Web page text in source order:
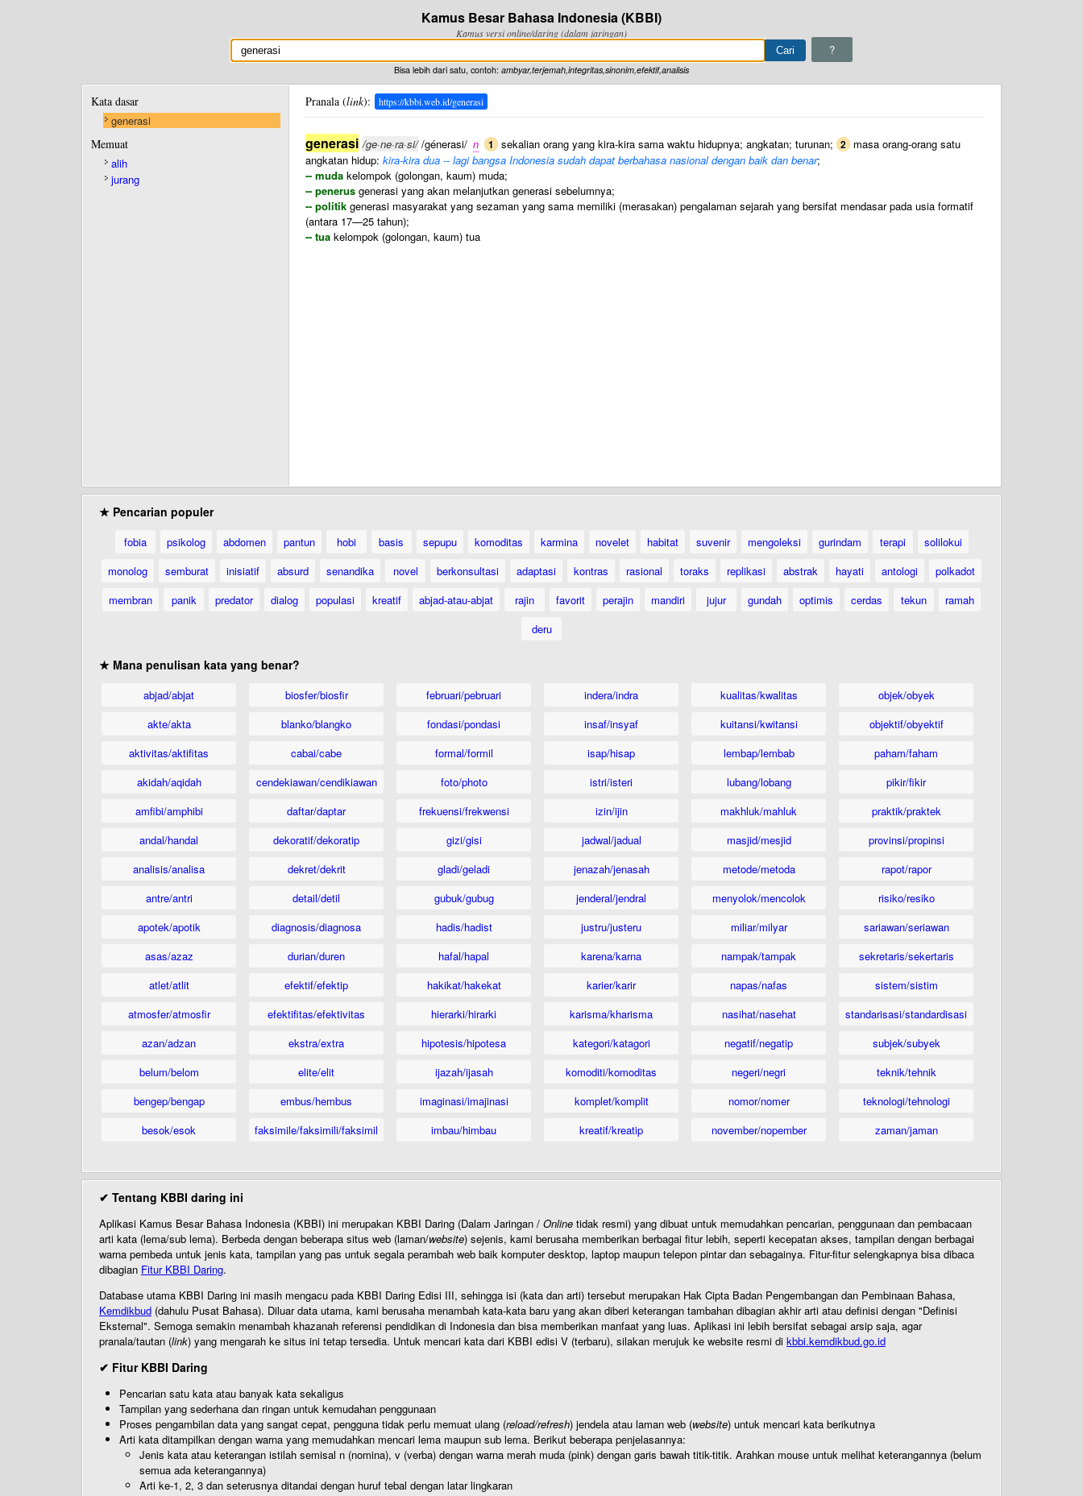
Kamus Besar Bahasa Indonesia (KBBI)
Kamus versi online/daring (dalam jaringan)
?
Bisa lebih dari satu, contoh: ambyar,terjemah,integritas,sinonim,efektif,analisis
Kata dasar
generasi
Memuat
alih
jurang
Pranala (link): https://kbbi.web.id/generasi
generasi /ge·ne·ra·si//génerasi/ n 1 sekalian orang yang kira-kira sama waktu hidupnya; angkatan; turunan; 2 masa orang-orang satu
angkatan hidup: kira-kira dua -- lagi bangsa Indonesia sudah dapat berbahasa nasional dengan baik dan benar;
-- muda kelompok (golongan, kaum) muda;
-- penerus generasi yang akan melanjutkan generasi sebelumnya;
-- politik generasi masyarakat yang sezaman yang sama memiliki (merasakan) pengalaman sejarah yang bersifat mendasar pada usia formatif
(antara 17—25 tahun);
-- tua kelompok (golongan, kaum) tua
★ Pencarian populer
fobia psikolog abdomen pantun hobi basis sepupu komoditas karmina novelet habitat suvenir mengoleksi gurindam terapi
solilokui
monolog
semburat inisiatif absurd senandika novel berkonsultasi adaptasi kontras rasional toraks replikasi abstrak hayati antologi
polkadot
membran
panik predator dialog populasi kreatif abjad-atau-abjat rajin favorit perajin mandiri jujur gundah optimis cerdas tekun
ramah
deru
★ Mana penulisan kata yang benar?
abjad/abjat
akte/akta
aktivitas/aktifitas
akidah/aqidah
amfibi/amphibi
andal/handal
analisis/analisa
antre/antri
apotek/apotik
asas/azaz
atlet/atlit
atmosfer/atmosfir
azan/adzan
belum/belom
bengep/bengap
besok/esok
biosfer/biosfir
blanko/blangko
cabai/cabe
cendekiawan/cendikiawan
daftar/daptar
dekoratif/dekoratip
dekret/dekrit
detail/detil
diagnosis/diagnosa
durian/duren
efektif/efektip
efektifitas/efektivitas
ekstra/extra
elite/elit
embus/hembus
faksimile/faksimili/faksimil
februari/pebruari
fondasi/pondasi
formal/formil
foto/photo
frekuensi/frekwensi
gizi/gisi
gladi/geladi
gubuk/gubug
hadis/hadist
hafal/hapal
hakikat/hakekat
hierarki/hirarki
hipotesis/hipotesa
ijazah/ijasah
imaginasi/imajinasi
imbau/himbau
indera/indra
insaf/insyaf
isap/hisap
istri/isteri
izin/ijin
jadwal/jadual
jenazah/jenasah
jenderal/jendral
justru/justeru
karena/karna
karier/karir
karisma/kharisma
kategori/katagori
komoditi/komoditas
komplet/komplit
kreatif/kreatip
kualitas/kwalitas
kuitansi/kwitansi
lembap/lembab
lubang/lobang
makhluk/mahluk
masjid/mesjid
metode/metoda
menyolok/mencolok
miliar/milyar
nampak/tampak
napas/nafas
nasihat/nasehat
negatif/negatip
negeri/negri
nomor/nomer
november/nopember
objek/obyek
objektif/obyektif
paham/faham
pikir/fikir
praktik/praktek
provinsi/propinsi
rapot/rapor
risiko/resiko
sariawan/seriawan
sekretaris/sekertaris
sistem/sistim
standarisasi/standardisasi
subjek/subyek
teknik/tehnik
teknologi/tehnologi
zaman/jaman
✔ Tentang KBBI daring ini
Aplikasi Kamus Besar Bahasa Indonesia (KBBI) ini merupakan KBBI Daring (Dalam Jaringan / Online tidak resmi) yang dibuat untuk memudahkan pencarian, penggunaan dan pembacaan
arti kata (lema/sub lema). Berbeda dengan beberapa situs web (laman/website) sejenis, kami berusaha memberikan berbagai fitur lebih, seperti kecepatan akses, tampilan dengan berbagai
warna pembeda untuk jenis kata, tampilan yang pas untuk segala perambah web baik komputer desktop, laptop maupun telepon pintar dan sebagainya. Fitur-fitur selengkapnya bisa dibaca
dibagian Fitur KBBI Daring.
Database utama KBBI Daring ini masih mengacu pada KBBI Daring Edisi III, sehingga isi (kata dan arti) tersebut merupakan Hak Cipta Badan Pengembangan dan Pembinaan Bahasa,
Kemdikbud (dahulu Pusat Bahasa). Diluar data utama, kami berusaha menambah kata-kata baru yang akan diberi keterangan tambahan dibagian akhir arti atau definisi dengan "Definisi
Eksternal". Semoga semakin menambah khazanah referensi pendidikan di Indonesia dan bisa memberikan manfaat yang luas. Aplikasi ini lebih bersifat sebagai arsip saja, agar
pranala/tautan (link) yang mengarah ke situs ini tetap tersedia. Untuk mencari kata dari KBBI edisi V (terbaru), silakan merujuk ke website resmi di kbbi.kemdikbud.go.id
✔ Fitur KBBI Daring
Pencarian satu kata atau banyak kata sekaligus
Tampilan yang sederhana dan ringan untuk kemudahan penggunaan
Proses pengambilan data yang sangat cepat, pengguna tidak perlu memuat ulang (reload/refresh) jendela atau laman web (website) untuk mencari kata berikutnya
Arti kata ditampilkan dengan warna yang memudahkan mencari lema maupun sub lema. Berikut beberapa penjelasannya:
Jenis kata atau keterangan istilah semisal n (nomina), v (verba) dengan warna merah muda (pink) dengan garis bawah titik-titik. Arahkan mouse untuk melihat keterangannya (belum
semua ada keterangannya)
Arti ke-1, 2, 3 dan seterusnya ditandai dengan huruf tebal dengan latar lingkaran